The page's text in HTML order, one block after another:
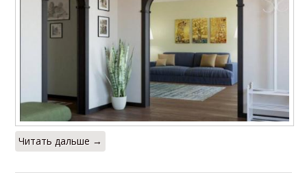
Читать дальше →